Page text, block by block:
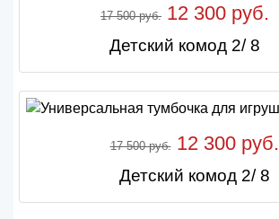
17 500 руб. 12 300 руб.
Детский комод 2/ 8
17 500 руб.12 300 руб.
Детский комод 2/ 8